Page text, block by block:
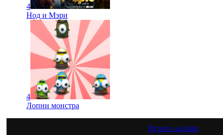
4
Нод и Мэри
4
Лопни монстра
Играть онлайн